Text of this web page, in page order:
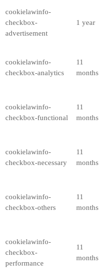
cookielawinfo-
checkbox-
advertisement
1 year
cookielawinfo-
checkbox-analytics
11
months
cookielawinfo-
checkbox-functional
11
months
cookielawinfo-
checkbox-necessary
11
months
cookielawinfo-
checkbox-others
11
months
cookielawinfo-
checkbox-
performance
11
months